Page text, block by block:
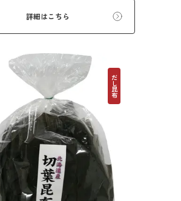
詳細はこちら
だし昆布